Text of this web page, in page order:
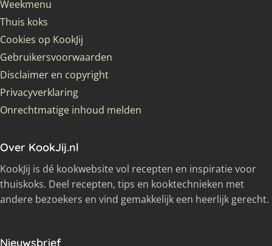
Weekmenu
Thuis koks
Cookies op KookJij
Gebruikersvoorwaarden
Disclaimer en copyright
Privacyverklaring
Onrechtmatige inhoud melden
Over KookJij.nl
KookJij is dé kookwebsite vol recepten en inspiratie voor
thuiskoks. Deel recepten, tips en kooktechnieken met
andere bezoekers en vind gemakkelijk een heerlijk gerecht.
Nieuwsbrief